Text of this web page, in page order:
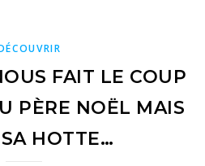
FAIT LE COUP
PÈRE NOËL MAIS
HOTTE…